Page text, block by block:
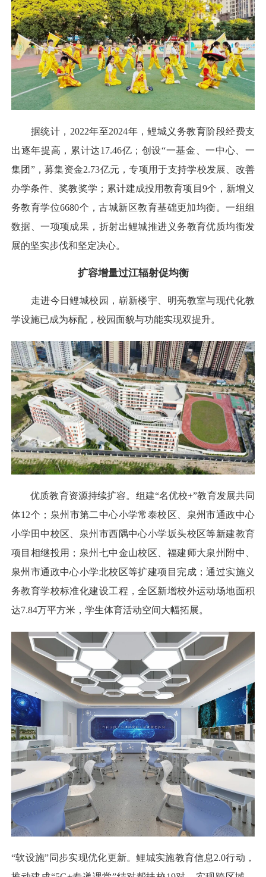
据统计，2022年至2024年，鲤城义务教育阶段经费支
出逐年提高，累计达17.46亿；创设“一基金、一中心、一
集团”，募集资金2.73亿元，专项用于支持学校发展、改善
办学条件、奖教奖学；累计建成投用教育项目9个，新增义
务教育学位6680个，古城新区教育基础更加均衡。一组组
数据、一项项成果，折射出鲤城推进义务教育优质均衡发
展的坚实步伐和坚定决心。
扩容增量过江辐射促均衡
走进今日鲤城校园，崭新楼宇、明亮教室与现代化教
学设施已成为标配，校园面貌与功能实现双提升。
优质教育资源持续扩容。组建“名优校+”教育发展共同
体12个；泉州市第二中心小学常泰校区、泉州市通政中心
小学田中校区、泉州市西隅中心小学坂头校区等新建教育
项目相继投用；泉州七中金山校区、福建师大泉州附中、
泉州市通政中心小学北校区等扩建项目完成；通过实施义
务教育学校标准化建设工程，全区新增校外运动场地面积
达7.84万平方米，学生体育活动空间大幅拓展。
“软设施”同步实现优化更新。鲤城实施教育信息2.0行动，